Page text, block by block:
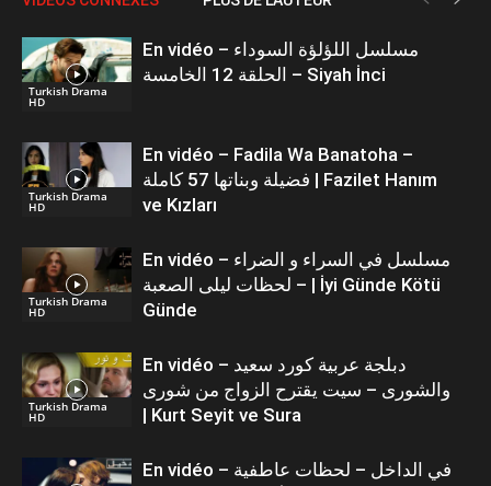
Turkish Drama
HD
En vidéo – مسلسل اللؤلؤة السوداء
الحلقة 12 الخامسة – Siyah İnci
Turkish Drama
HD
En vidéo – Fadila Wa Banatoha –
فضيلة وبناتها 57 كاملة | Fazilet Hanım
ve Kızları
Turkish Drama
HD
En vidéo – مسلسل في السراء و الضراء
– لحظات ليلى الصعبة | İyi Günde Kötü
Günde
Turkish Drama
HD
En vidéo – دبلجة عربية كورد سعيد
والشورى – سيت يقترح الزواج من شورى
| Kurt Seyit ve Sura
En vidéo – في الداخل – لحظات عاطفية